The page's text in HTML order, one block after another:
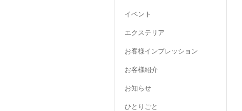
イベント
エクステリア
お客様インプレッション
お客様紹介
お知らせ
ひとりごと